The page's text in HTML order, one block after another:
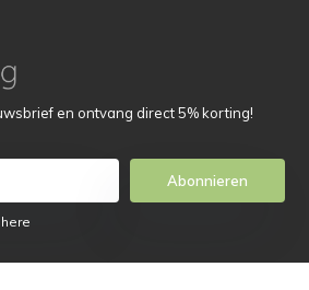
en ontvang direct 5% korting!
Abonnieren